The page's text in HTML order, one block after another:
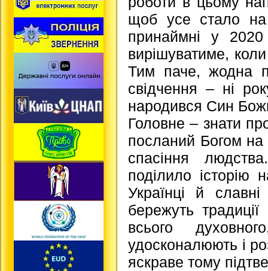
щоб усе стало на
принаймні у
вирішуватиме,
Тим паче, жодна
свідчення – ні
народився Син
Головне – знати
посланий Богом на
спасіння
поділило
Українці й
бережуть
всього
удосконалюють і
яскраве тому